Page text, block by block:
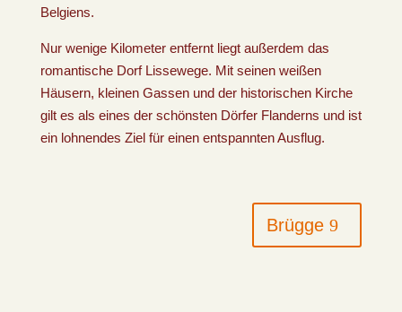
Belgiens.
Nur wenige Kilometer entfernt liegt außerdem das
romantische Dorf Lissewege. Mit seinen weißen
Häusern, kleinen Gassen und der historischen Kirche
gilt es als eines der schönsten Dörfer Flanderns und ist
ein lohnendes Ziel für einen entspannten Ausflug.
Brügge